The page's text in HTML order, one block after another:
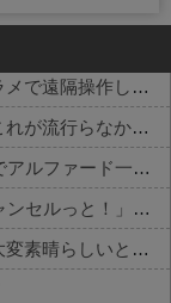
イーロン・マスク「中国のロボットはデタラメで遠隔操作してるだけ」
チー牛「デブの事豚丼って呼ぼうぜ！」←これが流行らなかった理由
【画像】美人インフルエンサーさん「20歳でアルファード一括で買えちゃう私って素敵」←これってガチなん？それともネタなん？w w w w w w w w w
【驚愕】女さん「43億円注文して………キャンセルっと！」←こいつの目的って一体なんなの？？？？？？？
【画像】本田望結の妹、姉妹で並んだ姿が大変素晴らしいと話題にw w w w w w w